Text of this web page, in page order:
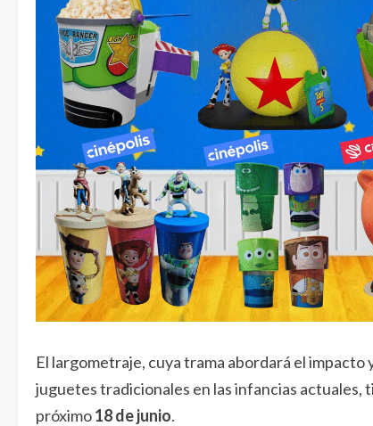
El largometraje, cuya trama abordará el
juguetes tradicionales en las infancias actuales,
próximo18 de junio.